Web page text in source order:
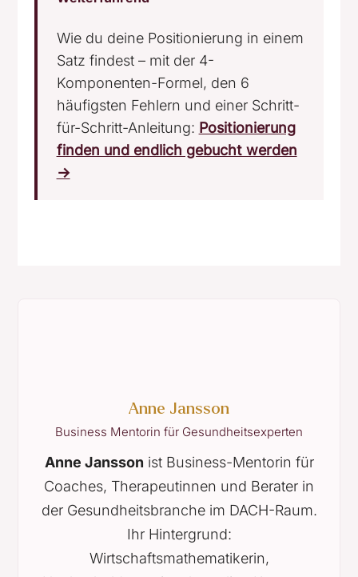
Wie du deine Positionierung in einem
Satz findest – mit der 4-
Komponenten-Formel, den 6
häufigsten Fehlern und einer Schritt-
für-Schritt-Anleitung: Positionierung
finden und endlich gebucht werden
→
Anne Jansson
Business Mentorin für Gesundheitsexperten
Anne Jansson ist Business-Mentorin für
Coaches, Therapeutinnen und Berater in
der Gesundheitsbranche im DACH-Raum.
Ihr Hintergrund:
Wirtschaftsmathematikerin,